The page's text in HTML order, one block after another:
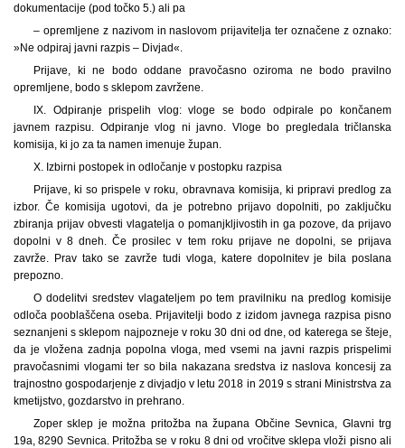
dokumentacije (pod točko 5.) ali pa
– opremljene z nazivom in naslovom prijavitelja ter označene z oznako:
»Ne odpiraj javni razpis – Divjad«.
Prijave, ki ne bodo oddane pravočasno oziroma ne bodo pravilno
opremljene, bodo s sklepom zavržene.
IX. Odpiranje prispelih vlog: vloge se bodo odpirale po končanem
javnem razpisu. Odpiranje vlog ni javno. Vloge bo pregledala tričlanska
komisija, ki jo za ta namen imenuje župan.
X. Izbirni postopek in odločanje v postopku razpisa
Prijave, ki so prispele v roku, obravnava komisija, ki pripravi predlog za
izbor. Če komisija ugotovi, da je potrebno prijavo dopolniti, po zaključku
zbiranja prijav obvesti vlagatelja o pomanjkljivostih in ga pozove, da prijavo
dopolni v 8 dneh. Če prosilec v tem roku prijave ne dopolni, se prijava
zavrže. Prav tako se zavrže tudi vloga, katere dopolnitev je bila poslana
prepozno.
O dodelitvi sredstev vlagateljem po tem pravilniku na predlog komisije
odloča pooblaščena oseba. Prijavitelji bodo z izidom javnega razpisa pisno
seznanjeni s sklepom najpozneje v roku 30 dni od dne, od katerega se šteje,
da je vložena zadnja popolna vloga, med vsemi na javni razpis prispelimi
pravočasnimi vlogami ter so bila nakazana sredstva iz naslova koncesij za
trajnostno gospodarjenje z divjadjo v letu 2018 in 2019 s strani Ministrstva za
kmetijstvo, gozdarstvo in prehrano.
Zoper sklep je možna pritožba na župana Občine Sevnica, Glavni trg
19a, 8290 Sevnica. Pritožba se v roku 8 dni od vročitve sklepa vloži pisno ali